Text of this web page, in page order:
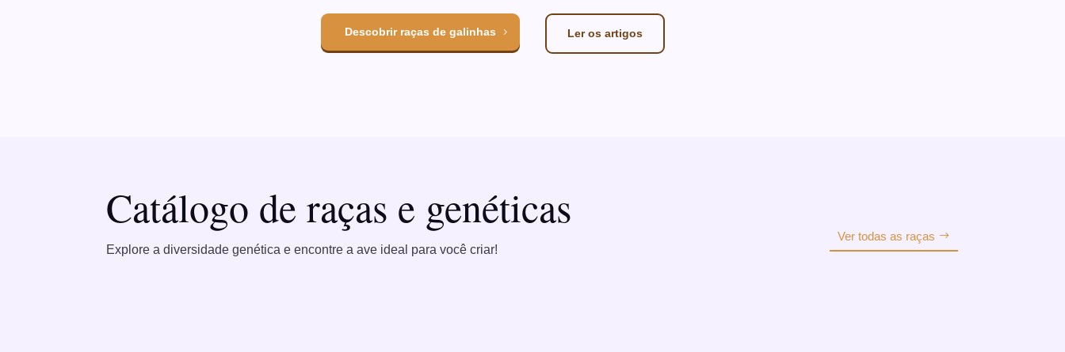
Descobrir raças de galinhas Ler os artigos
Catálogo de raças e genéticas
Explore a diversidade genética e encontre a ave ideal para você criar!
Ver todas as raças